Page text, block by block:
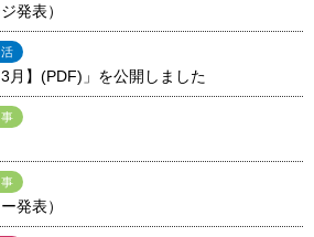
発表）
月】(PDF)」を公開しました
発表）